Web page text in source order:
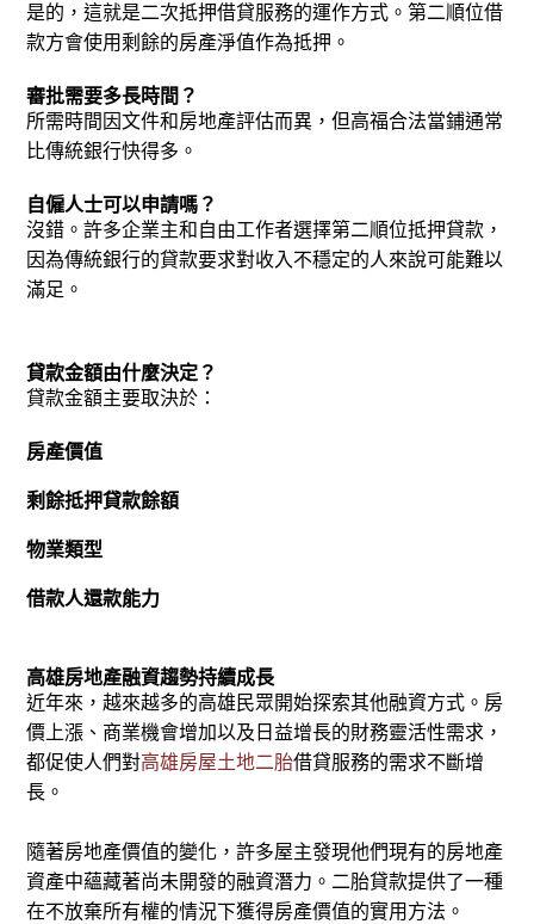
是的，這就是二次抵押借貸服務的運作方式。第二順位借
款方會使用剩餘的房產淨值作為抵押。
審批需要多長時間？
所需時間因文件和房地產評估而異，但高福合法當鋪通常
比傳統銀行快得多。
自僱人士可以申請嗎？
沒錯。許多企業主和自由工作者選擇第二順位抵押貸款，
因為傳統銀行的貸款要求對收入不穩定的人來說可能難以
滿足。
貸款金額由什麼決定？
貸款金額主要取決於：
房產價值
剩餘抵押貸款餘額
物業類型
借款人還款能力
高雄房地產融資趨勢持續成長
近年來，越來越多的高雄民眾開始探索其他融資方式。房
價上漲、商業機會增加以及日益增長的財務靈活性需求，
都促使人們對高雄房屋土地二胎借貸服務的需求不斷增
長。
隨著房地產價值的變化，許多屋主發現他們現有的房地產
資產中蘊藏著尚未開發的融資潛力。 二胎貸款提供了一種
在不放棄所有權的情況下獲得房產價值的實用方法。